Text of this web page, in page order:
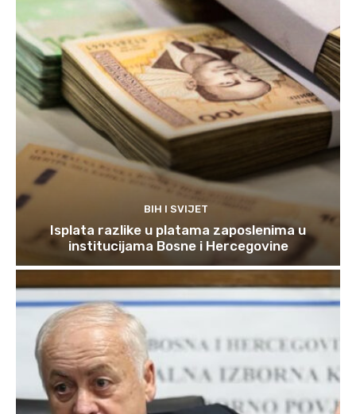
BIH I SVIJET
Isplata razlike u platama zaposlenima u
institucijama Bosne i Hercegovine